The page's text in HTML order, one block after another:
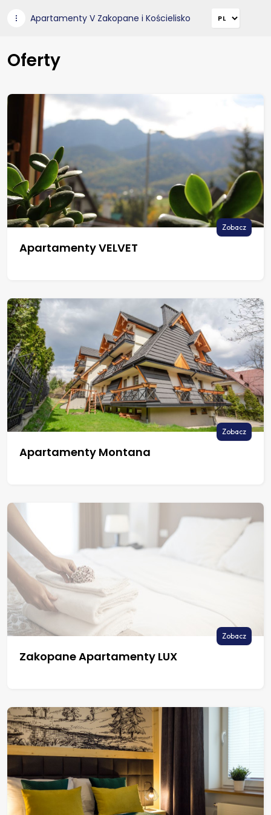
Apartamenty V Zakopane i Kościelisko
Oferty
Apartamenty VELVET
Zobacz
Apartamenty Montana
Zobacz
Zakopane Apartamenty LUX
Zobacz